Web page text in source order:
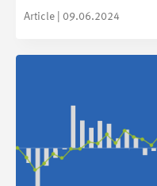
Article | 09.06.2024